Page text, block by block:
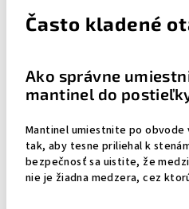
Často kladené
Ako správne
mantinel do
Mantinel umiestnite po
tak, aby tesne priliehal k
bezpečnosť sa uistite, že
nie je žiadna medzera, cez